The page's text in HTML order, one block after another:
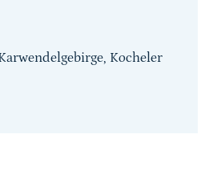
Kocheler